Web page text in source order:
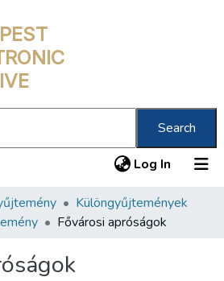
Search
Log In (current)
Különgyűjtemények
Fővárosi apróságok